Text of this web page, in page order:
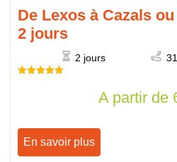
De Lexos à Cazals
2 jours
2 jours
A partir de
En savoir plus